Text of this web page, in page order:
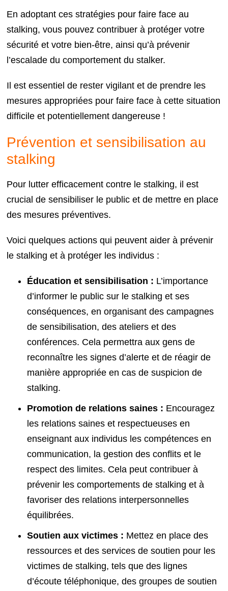
En adoptant ces stratégies pour faire face au
stalking, vous pouvez contribuer à protéger votre
sécurité et votre bien-être, ainsi qu’à prévenir
l’escalade du comportement du stalker.
Il est essentiel de rester vigilant et de prendre les
mesures appropriées pour faire face à cette situation
difficile et potentiellement dangereuse !
Prévention et sensibilisation au
stalking
Pour lutter efficacement contre le stalking, il est
crucial de sensibiliser le public et de mettre en place
des mesures préventives.
Voici quelques actions qui peuvent aider à prévenir
le stalking et à protéger les individus :
Éducation et sensibilisation : L’importance
d’informer le public sur le stalking et ses
conséquences, en organisant des campagnes
de sensibilisation, des ateliers et des
conférences. Cela permettra aux gens de
reconnaître les signes d’alerte et de réagir de
manière appropriée en cas de suspicion de
stalking.
Promotion de relations saines : Encouragez
les relations saines et respectueuses en
enseignant aux individus les compétences en
communication, la gestion des conflits et le
respect des limites. Cela peut contribuer à
prévenir les comportements de stalking et à
favoriser des relations interpersonnelles
équilibrées.
Soutien aux victimes : Mettez en place des
ressources et des services de soutien pour les
victimes de stalking, tels que des lignes
d’écoute téléphonique, des groupes de soutien